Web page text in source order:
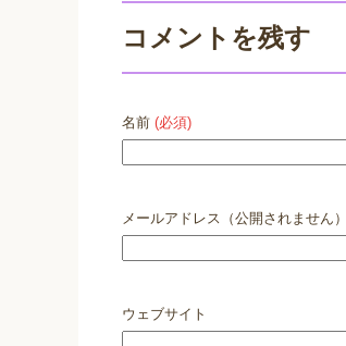
コメントを残す
名前 (必須)
メールアドレス（公開されません）
ウェブサイト